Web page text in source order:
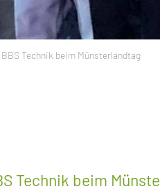
Technik beim Münsterlandtag
Technik beim